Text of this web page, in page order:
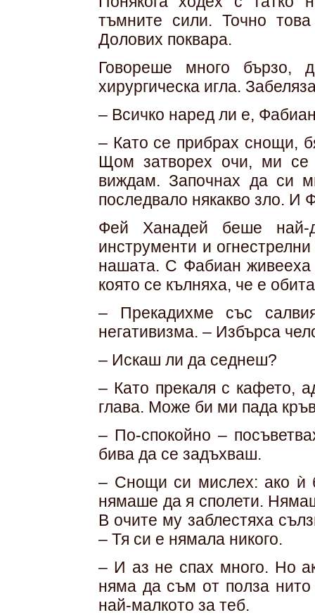
тъмните сили. Точно
Долових поквара.
Говореше много бързо,
хирургическа игла.
– Всичко наред ли е,
– Като се прибрах снощи,
Щом затворех очи, ми се
виждам. Започнах да си
последвало някакво зло. И
Фей Ханадей беше най-
инструменти и
нашата. С Фабиан живееха
която се кълняха, че е
– Прекадихме със
негативизма. – Избърса
– Искаш ли да седнеш?
– Като прекаля с кафето,
глава. Може би ми пада
– По-спокойно –
бива да се задъхваш.
– Снощи си мислех: ако ѝ
нямаше да я сполети.
В очите му заблестяха
– Тя си е нямала никого.
– И аз не спах много. Но
няма да съм от полза
най-малкото за теб.